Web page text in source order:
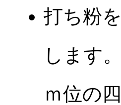
打ち粉
します
ｍ位の